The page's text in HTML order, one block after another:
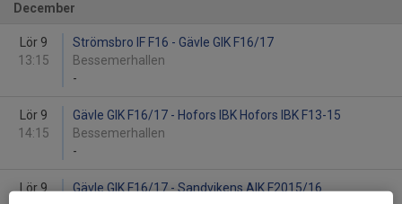
December
Lör 9
13:15
Strömsbro IF F16 - Gävle GIK F16/17
Bessemerhallen
-
Lör 9
14:15
Gävle GIK F16/17 - Hofors IBK Hofors IBK F13-15
Bessemerhallen
-
Lör 9
Gävle GIK F16/17 - Sandvikens AIK F2015/16